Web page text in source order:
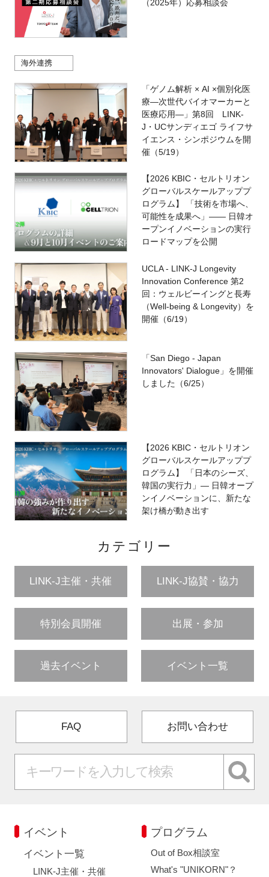
（2025年）応募相談会
海外連携
「ゲノム解析 × AI ×個別化医
療―次世代バイオマーカーと
医療応用―」第8回 LINK-
J・UCサンディエゴ ライフサ
イエンス・シンポジウムを開
催（5/19）
【2026 KBIC・セルトリオン
グローバルスケールアッププ
ログラム】 「技術を市場へ、
可能性を成果へ」―― 日韓オ
ープンイノベーションの実行
ロードマップを公開
UCLA - LINK-J Longevity
Innovation Conference 第2
回：ウェルビーイングと長寿
（Well-being & Longevity）を
開催（6/19）
「San Diego - Japan
Innovators' Dialogue」を開催
しました（6/25）
【2026 KBIC・セルトリオン
グローバルスケールアッププ
ログラム】 「日本のシーズ、
韓国の実行力」― 日韓オープ
ンイノベーションに、新たな
架け橋が動き出す
カテゴリー
LINK-J主催・共催 LINK-J協賛・協力
特別会員開催 出展・参加
過去イベント イベント一覧
FAQ お問い合わせ
イベント
イベント一覧
LINK-J主催・共催
プログラム
Out of Box相談室
What's "UNIKORN"？